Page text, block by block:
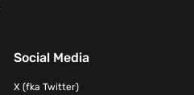
Social Media
X (fka Twitter)